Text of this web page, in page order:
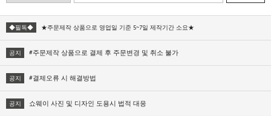
◆필독◆ ★주문제작 상품으로 영업일 기준 5~7일 제작기간 소요★
공지 #주문제작 상품으로 결제 후 주문변경 및 취소 불가
공지 #결제오류 시 해결방법
공지 쇼웨이 사진 및 디자인 도용시 법적 대응